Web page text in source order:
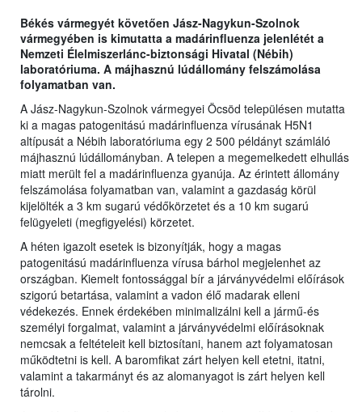
Békés vármegyét követően Jász-Nagykun-Szolnok
vármegyében is kimutatta a madárinfluenza jelenlétét a
Nemzeti Élelmiszerlánc-biztonsági Hivatal (Nébih)
laboratóriuma. A májhasznú lúdállomány felszámolása
folyamatban van.
A Jász-Nagykun-Szolnok vármegyei Öcsöd településen mutatta
ki a magas patogenitású madárinfluenza vírusának H5N1
altípusát a Nébih laboratóriuma egy 2 500 példányt számláló
májhasznú lúdállományban. A telepen a megemelkedett elhullás
miatt merült fel a madárinfluenza gyanúja. Az érintett állomány
felszámolása folyamatban van, valamint a gazdaság körül
kijelölték a 3 km sugarú védőkörzetet és a 10 km sugarú
felügyeleti (megfigyelési) körzetet.
A héten igazolt esetek is bizonyítják, hogy a magas
patogenitású madárinfluenza vírusa bárhol megjelenhet az
országban. Kiemelt fontossággal bír a járványvédelmi előírások
szigorú betartása, valamint a vadon élő madarak elleni
védekezés. Ennek érdekében minimalizálni kell a jármű-és
személyi forgalmat, valamint a járványvédelmi előírásoknak
nemcsak a feltételeit kell biztosítani, hanem azt folyamatosan
működtetni is kell. A baromfikat zárt helyen kell etetni, itatni,
valamint a takarmányt és az alomanyagot is zárt helyen kell
tárolni.